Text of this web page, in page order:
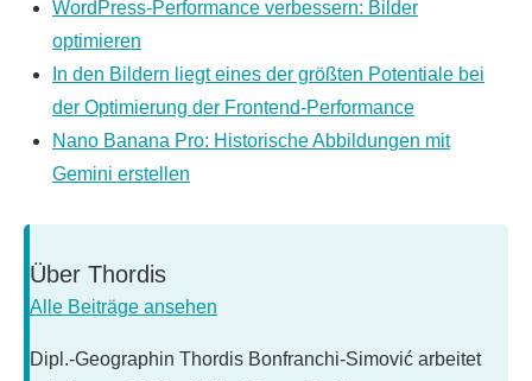
WordPress-Performance verbessern: Bilder
optimieren
In den Bildern liegt eines der größten Potentiale bei
der Optimierung der Frontend-Performance
Nano Banana Pro: Historische Abbildungen mit
Gemini erstellen
Über Thordis
Alle Beiträge ansehen
Dipl.-Geographin Thordis Bonfranchi-Simović arbeitet